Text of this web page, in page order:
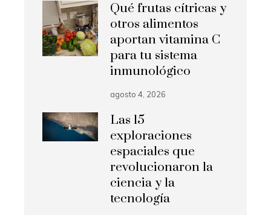
Qué frutas cítricas y
otros alimentos
aportan vitamina C
para tu sistema
inmunológico
agosto 4, 2026
Las 15
exploraciones
espaciales que
revolucionaron la
ciencia y la
tecnología